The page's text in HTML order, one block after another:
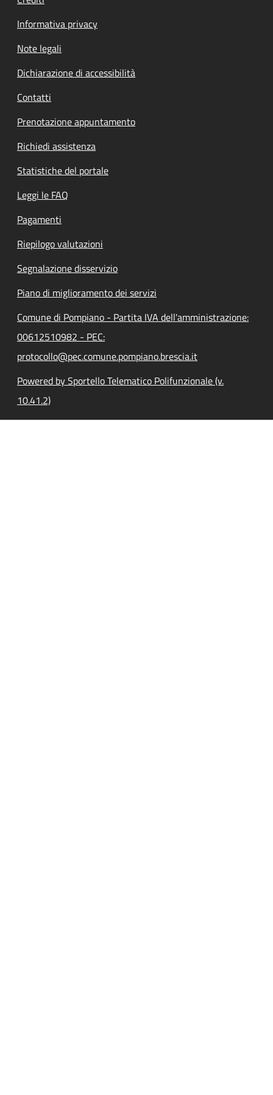
Informativa privacy
Note legali
Dichiarazione di accessibilità
Contatti
Prenotazione appuntamento
Richiedi assistenza
Statistiche del portale
Leggi le FAQ
Pagamenti
Riepilogo valutazioni
Segnalazione disservizio
Piano di miglioramento dei servizi
Comune di Pompiano - Partita IVA dell'amministrazione:
00612510982 - PEC:
protocollo@pec.comune.pompiano.brescia.it
Powered by Sportello Telematico Polifunzionale (v.
10.41.2)